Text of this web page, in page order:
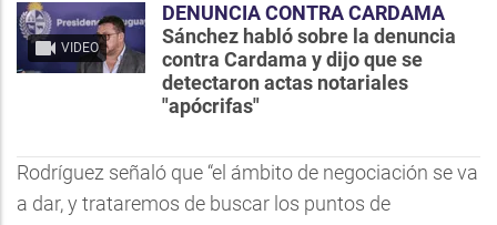
VIDEO
DENUNCIA CONTRA CARDAMA
Sánchez habló sobre la denuncia
contra Cardama y dijo que se
detectaron actas notariales
"apócrifas"
Rodríguez señaló que “el ámbito de negociación se va
a dar, y trataremos de buscar los puntos de